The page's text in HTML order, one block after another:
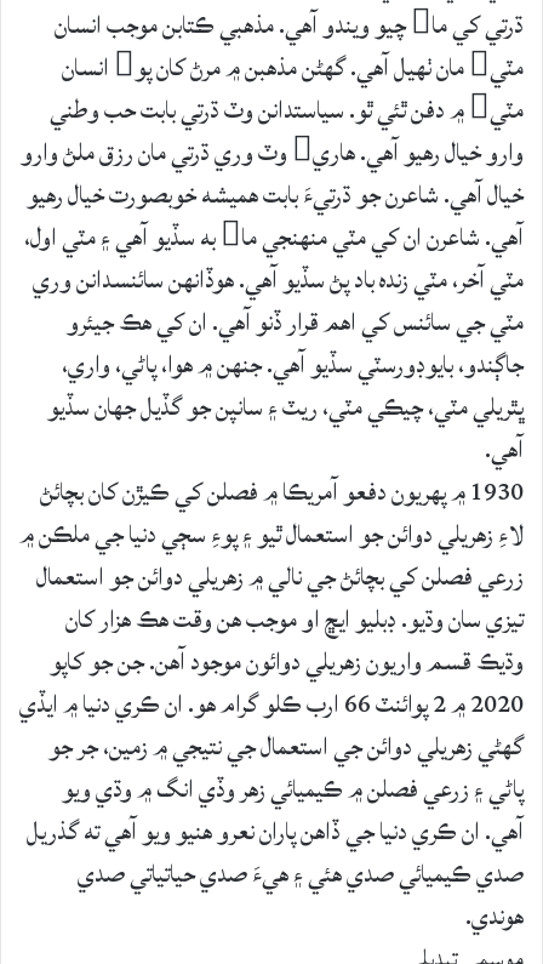
ڌرتي کي ما چيو ويندو آهي. مذهبي ڪتابن موجب انسان
مٽي مان ٺهيل آهي. گهڻن مذهبن ۾ مرڻ کان پو انسان
مٽي ۾ دفن ٿئي ٿو. سياستدانن وٽ ڌرتي بابت حب وطني
وارو خيال رهيو آهي. هاري وٽ وري ڌرتي مان رزق ملڻ وارو
خيال آهي. شاعرن جو ڌرتيءَ بابت هميشه خوبصورت خيال رهيو
آهي. شاعرن ان کي مٽي منهنجي ما به سڏيو آهي ۽ مٽي اول،
مٽي آخر، مٽي زنده باد پڻ سڏيو آهي. هوڏانهن سائنسدانن وري
مٽي جي سائنس کي اهم قرار ڏنو آهي. ان کي هڪ جيئرو
جاڳندو، بايوڊورسٽي سڏيو آهي. جنهن ۾ هوا، پاڻي، واري،
ڀٿريلي مٽي، چيڪي مٽي، ريٽ ۽ سانپن جو گڏيل جهان سڏيو
آهي.
1930 ۾ پهريون دفعو آمريڪا ۾ فصلن کي ڪيڙن کان بچائڻ
لاءِ زهريلي دوائن جو استعمال ٿيو ۽ پوءِ سڄي دنيا جي ملڪن ۾
زرعي فصلن کي بچائڻ جي نالي ۾ زهريلي دوائن جو استعمال
تيزي سان وڌيو. ڊبليو ايڇ او موجب هن وقت هڪ هزار کان
وڌيڪ قسم واريون زهريلي دوائون موجود آهن. جن جو کاپو
2020 ۾ 2 پوائنٽ 66 ارب ڪلو گرام هو. ان ڪري دنيا ۾ ايڏي
گهڻي زهريلي دوائن جي استعمال جي نتيجي ۾ زمين، جر جو
پاڻي ۽ زرعي فصلن ۾ ڪيميائي زهر وڏي انگ ۾ وڌي ويو
آهي. ان ڪري دنيا جي ڏاهن پاران نعرو هنيو ويو آهي ته گذريل
صدي ڪيميائي صدي هئي ۽ هيءَ صدي حياتياتي صدي
هوندي.